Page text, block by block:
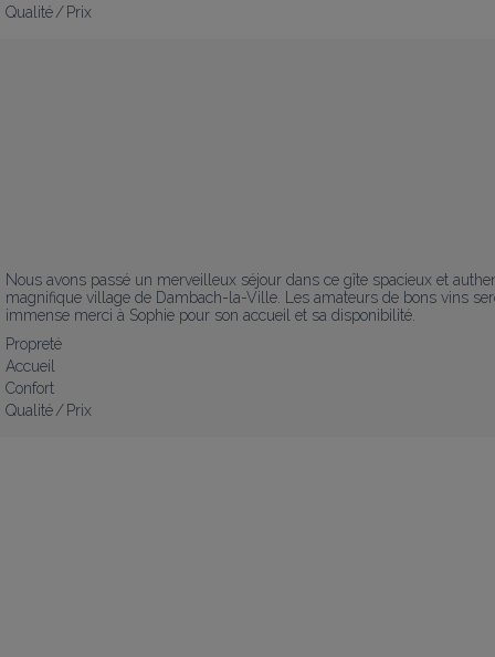
Qualité / Prix
Nous avons passé un merveilleux séjour dans ce gîte spacieux et
magnifique village de Dambach-la-Ville. Les amateurs de bons vins
immense merci à Sophie pour son accueil et sa disponibilité.
Propreté
Accueil
Confort
Qualité / Prix